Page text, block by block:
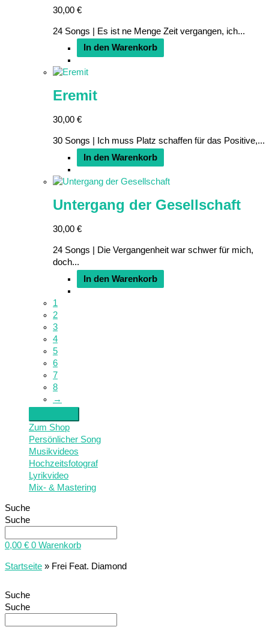
30,00 €
24 Songs | Es ist ne Menge Zeit vergangen, ich...
In den Warenkorb
Eremit
30,00 €
30 Songs | Ich muss Platz schaffen für das Positive,...
In den Warenkorb
Untergang der Gesellschaft
30,00 €
24 Songs | Die Vergangenheit war schwer für mich,
doch...
In den Warenkorb
1
2
3
4
5
6
7
8
→
Zum Shop
Persönlicher Song
Musikvideos
Hochzeitsfotograf
Lyrikvideo
Mix- & Mastering
Suche
Suche
0,00 € 0 Warenkorb
Startseite » Frei Feat. Diamond
Suche
Suche